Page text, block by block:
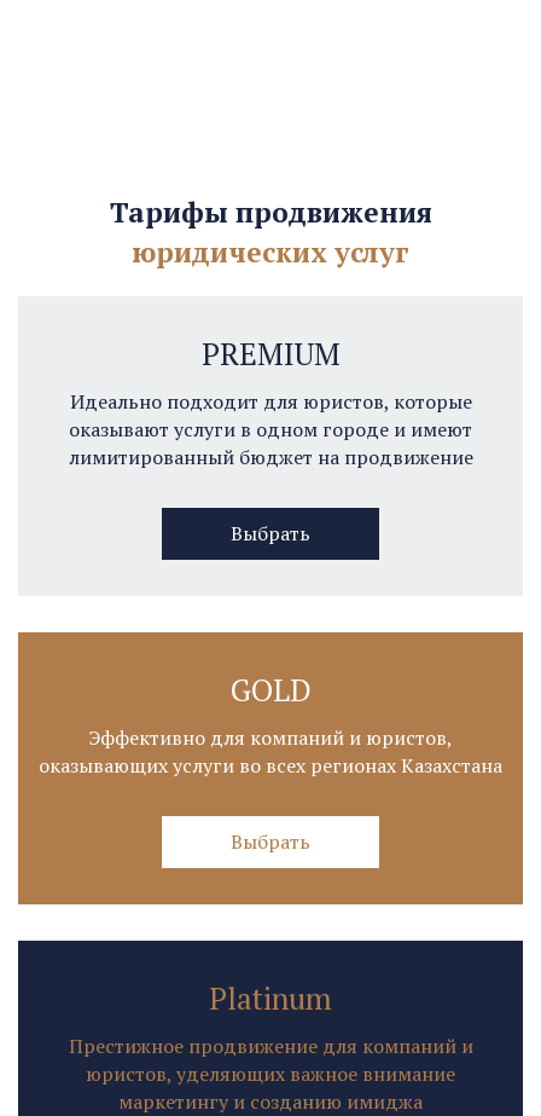
Тарифы продвижения
юридических услуг
PREMIUM
Идеально подходит для юристов, которые
оказывают услуги в одном городе и имеют
лимитированный бюджет на продвижение
Выбрать
GOLD
Эффективно для компаний и юристов,
оказывающих услуги во всех регионах Казахстана
Выбрать
Platinum
Престижное продвижение для компаний и
юристов, уделяющих важное внимание
маркетингу и созданию имиджа